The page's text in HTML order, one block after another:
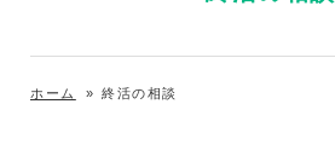
ホーム » 終活の相談